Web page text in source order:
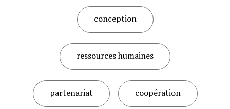
conception
ressources humaines
partenariat coopération